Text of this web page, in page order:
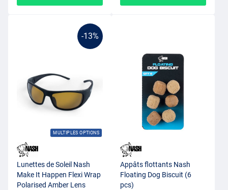
-13%
MULTIPLES OPTIONS
Lunettes de Soleil Nash
Make It Happen Flexi Wrap
Polarised Amber Lens
Appâts flottants Nash
Floating Dog Biscuit (6
pcs)